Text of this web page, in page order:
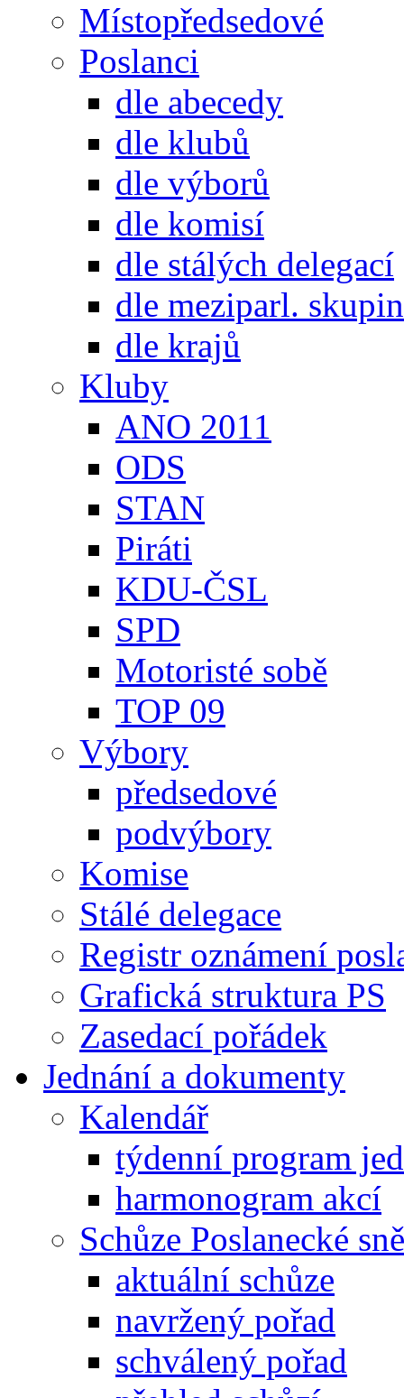
Místopředsedové
Poslanci
dle abecedy
dle klubů
dle výborů
dle komisí
dle stálých delegací
dle meziparl. skupin
dle krajů
Kluby
ANO 2011
ODS
STAN
Piráti
KDU-ČSL
SPD
Motoristé sobě
TOP 09
Výbory
předsedové
podvýbory
Komise
Stálé delegace
Registr oznámení
Grafická struktura PS
Zasedací pořádek
Jednání a dokumenty
Kalendář
týdenní program
harmonogram akcí
Schůze Poslanecké
aktuální schůze
navržený pořad
schválený pořad